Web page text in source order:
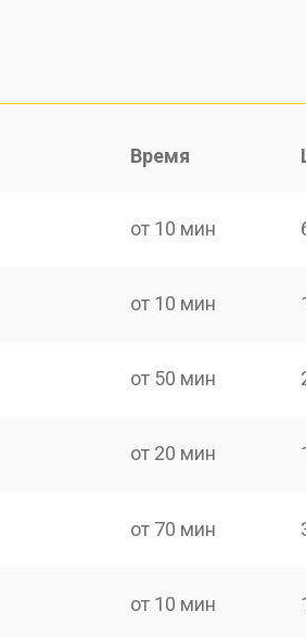
Время
от 10 мин
от 10 мин
от 50 мин
от 20 мин
от 70 мин
от 10 мин